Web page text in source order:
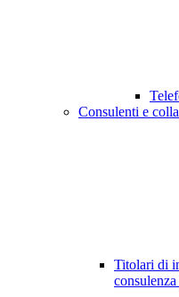
Consulenti e
Titolari di
consulenza